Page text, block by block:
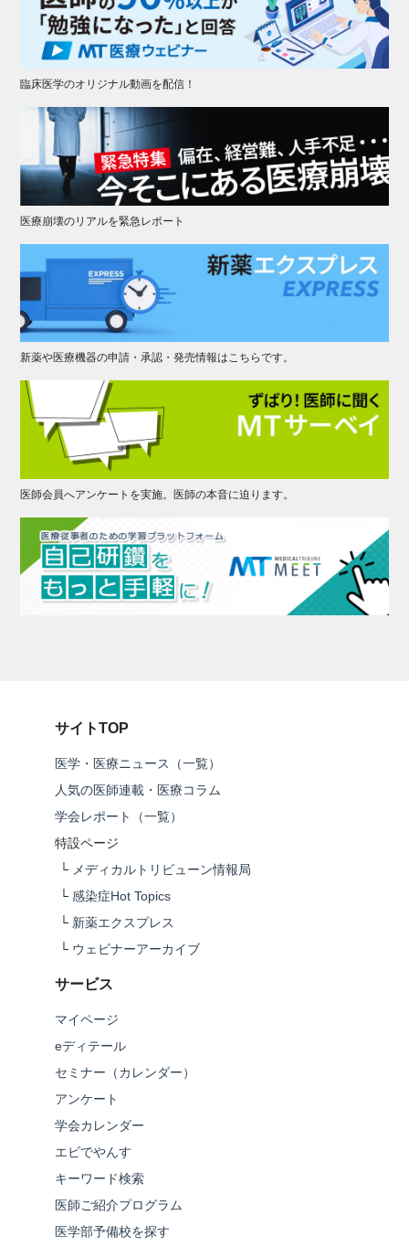
臨床医学のオリジナル動画を配信！
医療崩壊のリアルを緊急レポート
新薬や医療機器の申請・承認・発売情報はこちらです。
医師会員へアンケートを実施。医師の本音に迫ります。
サイトTOP
医学・医療ニュース（一覧）
人気の医師連載・医療コラム
学会レポート（一覧）
特設ページ
└ メディカルトリビューン情報局
└ 感染症Hot Topics
└ 新薬エクスプレス
└ ウェビナーアーカイブ
サービス
マイページ
eディテール
セミナー（カレンダー）
アンケート
学会カレンダー
エビでやんす
キーワード検索
医師ご紹介プログラム
医学部予備校を探す